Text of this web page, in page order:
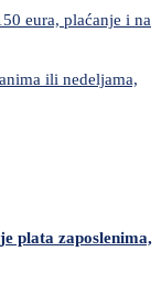
eura, plaćanje i na
ili nedeljama,
plata zaposlenima,